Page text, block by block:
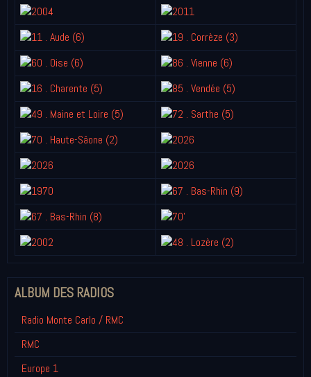
ALBUM DES RADIOS
Radio Monte Carlo / RMC
RMC
Europe 1